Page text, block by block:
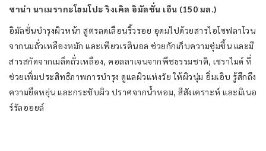
ซาน่า นาเมรากะโฮมโปะ ริงเคิล อิมัลชั่น เอ็น (150 มล.)
อิมัลชั่นบำรุงผิวหน้า สูตรลดเลือนริ้วรอย อุดมไปด้วยสารไอโซฟลาโวน
จากนมถั่วเหลืองหมัก และเพียวเรตินอล ช่วยกักเก็บความชุ่มชื้น และมี
สารสกัดจากเมล็ดถั่วเหลือง, คอลลาเจนจากพืชธรรมชาติ, เซราไมด์ ที่
ช่วยเพิ่มประสิทธิภาพการบำรุง ดูแลผิวแห่งวัย ให้ผิวนุ่ม อิ่มเอิบ รู้สึกถึง
ความยืดหยุ่น และกระชับผิว ปราศจากน้ำหอม, สีสังเคราะห์ และมิเนอ
ร์รัลออยล์